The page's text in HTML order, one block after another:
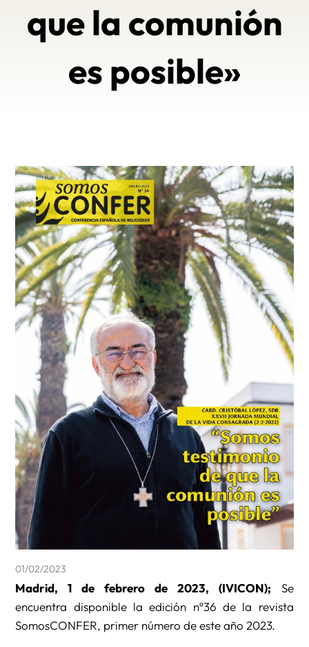
que la comunión
es posible»
01/02/2023
Madrid, 1 de febrero de 2023, (IVICON); Se
encuentra disponible la edición nº36 de la revista
SomosCONFER, primer número de este año 2023.